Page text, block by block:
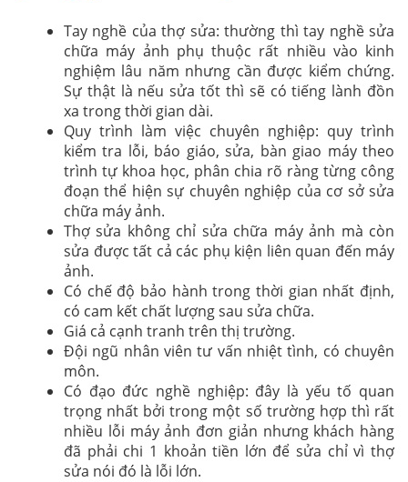
Tay nghề của thợ sửa: thường thì tay nghề sửa
chữa máy ảnh phụ thuộc rất nhiều vào kinh
nghiệm lâu năm nhưng cần được kiểm chứng.
Sự thật là nếu sửa tốt thì sẽ có tiếng lành đồn
xa trong thời gian dài.
Quy trình làm việc chuyên nghiệp: quy trình
kiểm tra lỗi, báo giáo, sửa, bàn giao máy theo
trình tự khoa học, phân chia rõ ràng từng công
đoạn thể hiện sự chuyên nghiệp của cơ sở sửa
chữa máy ảnh.
Thợ sửa không chỉ sửa chữa máy ảnh mà còn
sửa được tất cả các phụ kiện liên quan đến máy
ảnh.
Có chế độ bảo hành trong thời gian nhất định,
có cam kết chất lượng sau sửa chữa.
Giá cả cạnh tranh trên thị trường.
Đội ngũ nhân viên tư vấn nhiệt tình, có chuyên
môn.
Có đạo đức nghề nghiệp: đây là yếu tố quan
trọng nhất bởi trong một số trường hợp thì rất
nhiều lỗi máy ảnh đơn giản nhưng khách hàng
đã phải chi 1 khoản tiền lớn để sửa chỉ vì thợ
sửa nói đó là lỗi lớn.